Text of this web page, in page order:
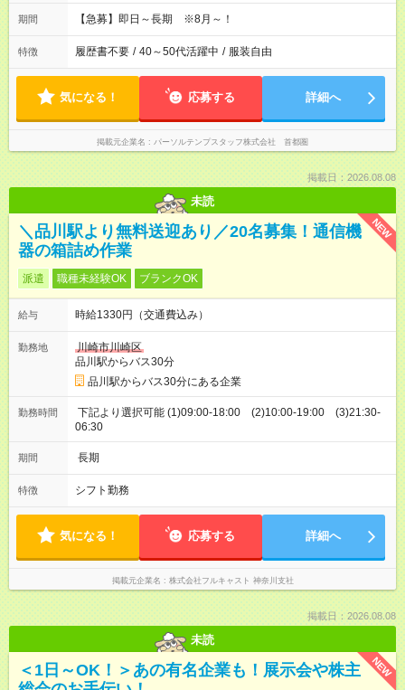
期間 【急募】即日～長期 ※8月～！
特徴 履歴書不要 / 40～50代活躍中 / 服装自由
気になる！ 応募する 詳細へ
掲載元企業名 パーソルテンプスタッフ株式会社 首都圏
掲載日：2026.08.08
未読
NEW
＼品川駅より無料送迎あり／20名募集！通信機
器の箱詰め作業
派遣 職種未経験OK ブランクOK
給与 時給1330円（交通費込み）
勤務地
川崎市川崎区
品川駅からバス30分
品川駅からバス30分にある企業
勤務時間
下記より選択可能 (1)09:00-18:00 (2)10:00-19:00 (3)21:30-
06:30
期間 長期
特徴 シフト勤務
気になる！ 応募する 詳細へ
掲載元企業名 株式会社フルキャスト 神奈川支社
掲載日：2026.08.08
未読
NEW
＜1日～OK！＞あの有名企業も！展示会や株主